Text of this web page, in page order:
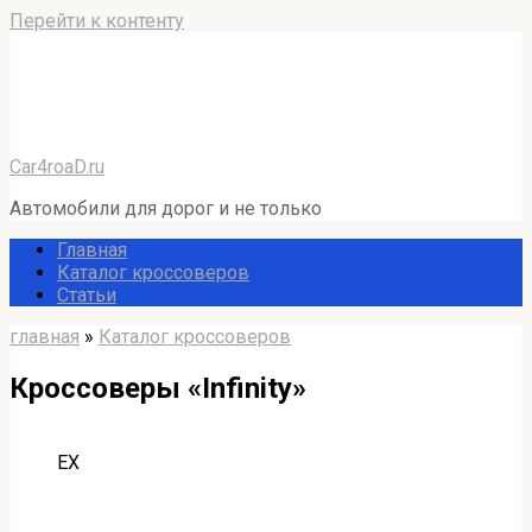
Перейти к контенту
Car4roaD.ru
Автомобили для дорог и не только
Главная
Каталог кроссоверов
Статьи
главная » Каталог кроссоверов
Кроссоверы «Infinity»
EX